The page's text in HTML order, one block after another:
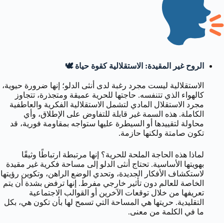
الروح غير المقيدة: الاستقلالية كقوة حياة 🕊️
الاستقلالية ليست مجرد رغبة لدى أنثى الدلو؛ إنها ضرورة حيوية،
كالهواء الذي تتنفسه. حاجتها للحرية عميقة ومتجذرة، تتجاوز
مجرد الاستقلال المادي لتشمل الاستقلالية الفكرية والعاطفية
الكاملة. هذه السمة غير قابلة للتفاوض على الإطلاق، وأي
محاولة لتقييدها أو السيطرة عليها ستواجه بمقاومة فورية، قد
تكون صامتة ولكنها حازمة.
لماذا هذه الحاجة الملحة للحرية؟ إنها مرتبطة ارتباطًا وثيقًا
بهويتها الأساسية. تحتاج أنثى الدلو إلى مساحة فكرية غير مقيدة
لاستكشاف الأفكار الجديدة، وتحدي الوضع الراهن، وتكوين رؤيتها
الخاصة للعالم دون تأثير خارجي مفرط. إنها ترفض بشدة أن يتم
تعريفها من خلال توقعات الآخرين أو القوالب الاجتماعية
التقليدية. حريتها هي المساحة التي تسمح لها بأن تكون هي، بكل
ما في الكلمة من معنى.